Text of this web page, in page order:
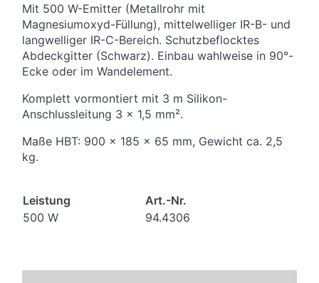
Mit 500 W-Emitter (Metallrohr mit
Magnesiumoxyd-Füllung), mittelwelliger IR-B- und
langwelliger IR-C-Bereich. Schutzbeflocktes
Abdeckgitter (Schwarz). Einbau wahlweise in 90°-
Ecke oder im Wandelement.
Komplett vormontiert mit 3 m Silikon-
Anschlussleitung 3 x 1,5 mm².
Maße HBT: 900 x 185 x 65 mm, Gewicht ca. 2,5
kg.
Leistung
Art.-Nr.
500 W
94.4306